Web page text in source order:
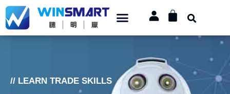
// LEARN TRADE SKILLS